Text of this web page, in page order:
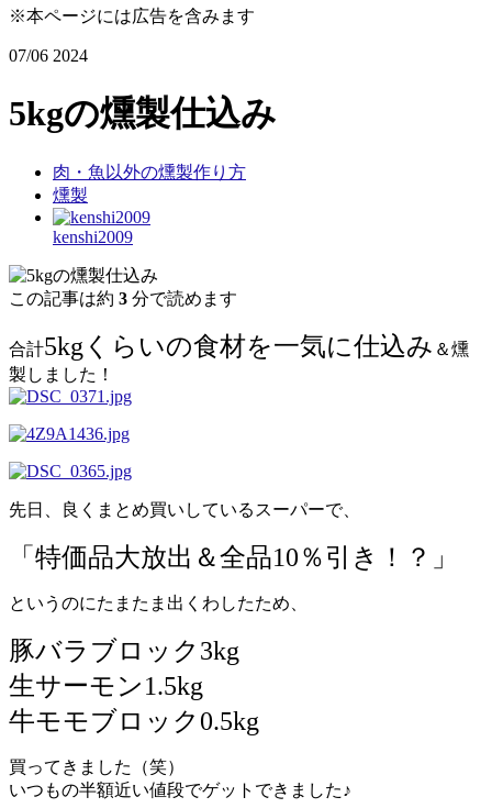
※本ページには広告を含みます
07/06 2024
5kgの燻製仕込み
肉・魚以外の燻製作り方
燻製
kenshi2009
この記事は約 3 分で読めます
合計5kgくらいの食材を一気に仕込み ＆燻
製しました！
先日、良くまとめ買いしているスーパーで、
「特価品大放出＆全品10％引き！？」
というのにたまたま出くわしたため、
豚バラブロック3kg
生サーモン1.5kg
牛モモブロック0.5kg
買ってきました（笑）
いつもの半額近い値段でゲットできました♪